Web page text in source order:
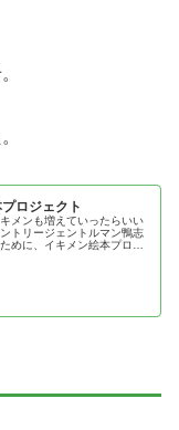
ロジェクト
メンも増えていったらいい
トリージェントルマン鴨志
めに、イキメン絵本プロジ